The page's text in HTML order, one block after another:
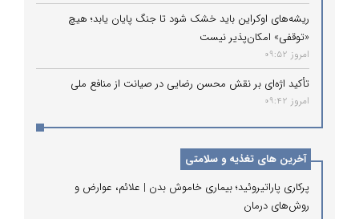
ریشه‌های اوکراین باید خشک شود تا جنگ پایان یابد؛ هیچ
«توقفی» امکان‌پذیر نیست
امروز 09:52
تأکید اژه‌ای بر نقش محسن رضایی در صیانت از منافع ملی
امروز 09:42
آخرین های تغذیه و سلامتی
پرکاری پاراتیروئید؛ بیماری خاموش بدن | علائم، عوارض و
روش‌های درمان